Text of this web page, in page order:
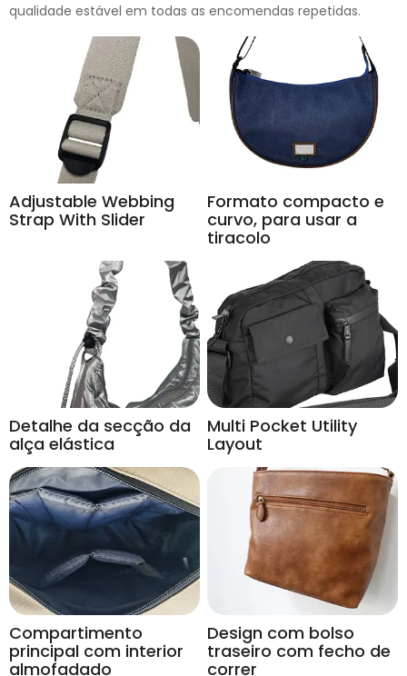
qualidade estável em todas as encomendas repetidas.
Adjustable Webbing
Strap With Slider
Formato compacto e
curvo, para usar a
tiracolo
Detalhe da secção da
alça elástica
Multi Pocket Utility
Layout
Compartimento
principal com interior
almofadado
Design com bolso
traseiro com fecho de
correr